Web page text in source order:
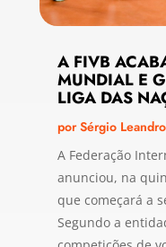
A FIVB
MUNDIAL E
LIGA DAS
porSérgio Leandro
A Federação
anunciou, na
que começará a
Segundo a